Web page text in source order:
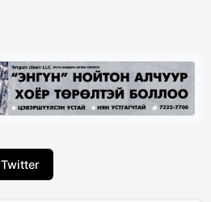
Twitter